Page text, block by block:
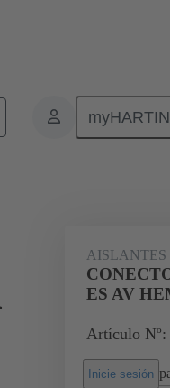
Aislantes monobloque
AISLANTES
ES AV
Artículo Nº:
Inicie sesión